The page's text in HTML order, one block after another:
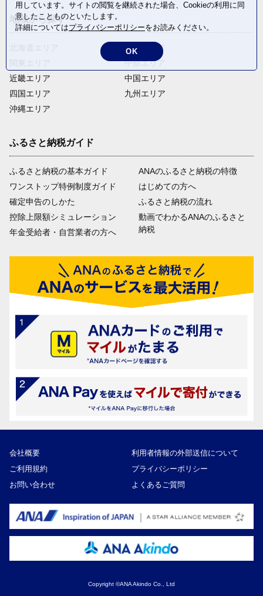
地域から探す
近畿エリア
四国エリア
沖縄エリア
東北エリア
中部エリア
中国エリア
九州エリア
ふるさと納税ガイド
ふるさと納税の基本ガイド
ワンストップ特例制度ガイド
確定申告のしかた
控除上限額シミュレーション
年金受給者・自営業者の方へ
ANAのふるさと納税の特徴
はじめての方へ
ふるさと納税の流れ
動画でわかるANAのふるさと
納税
会社概要
利用者情報の外部送信について
ご利用規約
プライバシーポリシー
お問い合わせ
よくあるご質問
Copyright ©ANA Akindo Co., Ltd
用しています。サイトの閲覧を継続された場合、Cookieの利用に同
意したことものといたします。
詳細についてはプライバシーポリシーをお読みください。
OK